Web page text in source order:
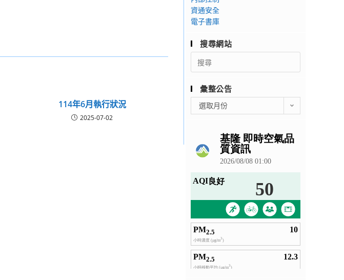
114年6月執行狀況
2025-07-02
資通安全
電子書庫
搜尋網站
Search
for:
彙整公告
整
選取月份